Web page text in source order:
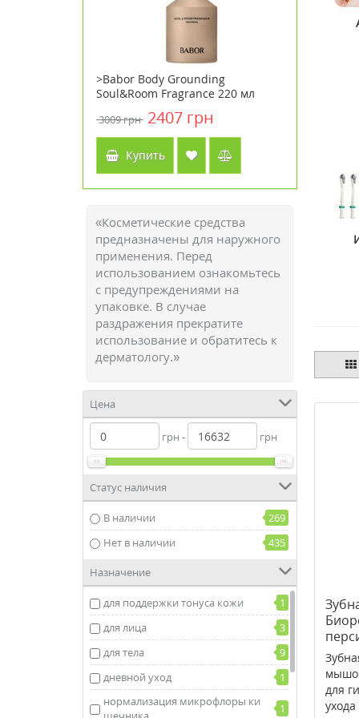
>Babor Body Grounding
Soul&Room Fragrance 220 мл
3009 грн 2407 грн
Купить
Кантри
«Косметические средства
предназначены для наружного
применения. Перед
использованием ознакомьтесь
с предупреждениями на
упаковке. В случае
раздражения прекратите
использование и обратитесь к
дерматологу.»
Цена
грн - грн
Статус наличия
В наличии
269
Нет в наличии
435
Назначение
для поддержки тонуса кожи
1
для лица
3
для тела
9
дневной уход
1
нормализация микрофлоры ки
1
для
ухода